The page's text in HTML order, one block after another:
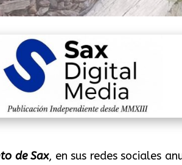
de Sax, en sus redes sociales